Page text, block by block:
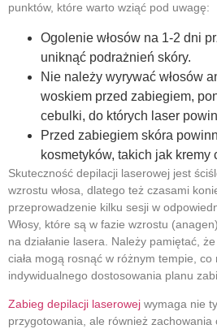
punktów, które warto wziąć pod uwagę:
Ogolenie włosów na 1-2 dni
uniknąć podrażnień skóry.
Nie należy wyrywać włosów
woskiem przed zabiegiem,
cebulki, do których laser
Przed zabiegiem skóra
kosmetyków, takich jak kremy
Skuteczność depilacji laserowej jest
wzrostu włosa, dlatego też czasami
przeprowadzenie kilku sesji w
Włosy, które są w fazie wzrostu
na działanie lasera. Należy pamiętać,
ciała mogą rosnąć w różnym tempie, co
indywidualnego dostosowania planu
Zabieg depilacji laserowej wymaga nie
przygotowania, ale również zachowania